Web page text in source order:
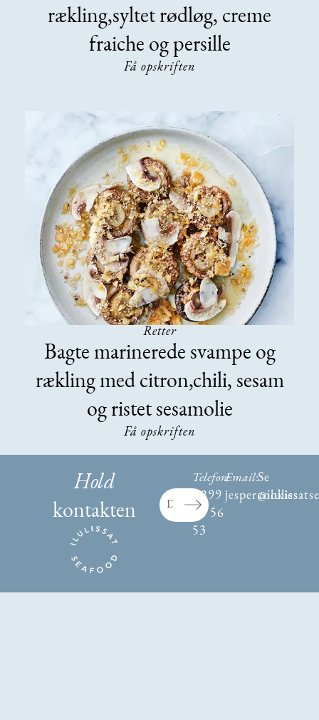
rækling,syltet rødløg, creme
fraiche og persille
Få opskriften
Retter
Bagte marinerede svampe og
rækling med citron,chili, sesam
og ristet sesamolie
Få opskriften
Hold
kontakten
Telefon:
+299
54 56
53
Email:Se
cookies